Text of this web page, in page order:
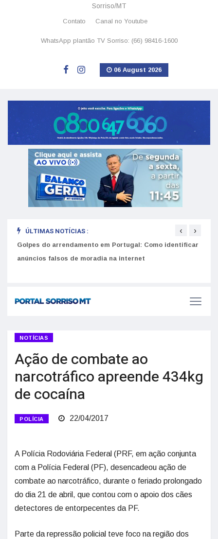
Sorriso/MT
Contato Canal no Youtube
WhatsApp plantão TV Sorriso: (66) 98416-1600
06 August 2026
ÚLTIMAS NOTÍCIAS :
Golpes do arrendamento em Portugal: Como identificar
anúncios falsos de moradia na internet
‹ ›
NOTÍCIAS
Ação de combate ao
narcotráfico apreende 434kg
de cocaína
POLÍCIA 22/04/2017
A Polícia Rodoviária Federal (PRF, em ação conjunta
com a Polícia Federal (PF), desencadeou ação de
combate ao narcotráfico, durante o feriado prolongado
do dia 21 de abril, que contou com o apoio dos cães
detectores de entorpecentes da PF.
Parte da repressão policial teve foco na região dos